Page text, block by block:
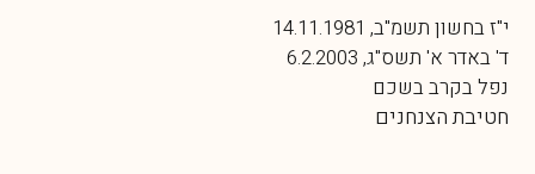
י"ז בחשון תשמ"ב, 14.11.1981
ד' באדר א' תשס"ג, 6.2.2003
נפל בקרב בשכם
חטיבת הצנחנים